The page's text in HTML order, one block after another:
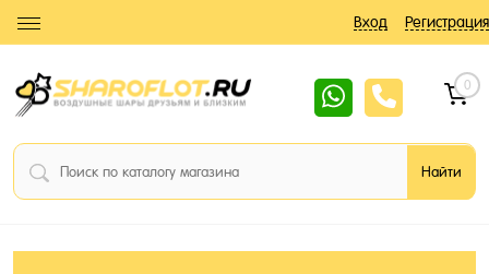
Вход Регистрация
0